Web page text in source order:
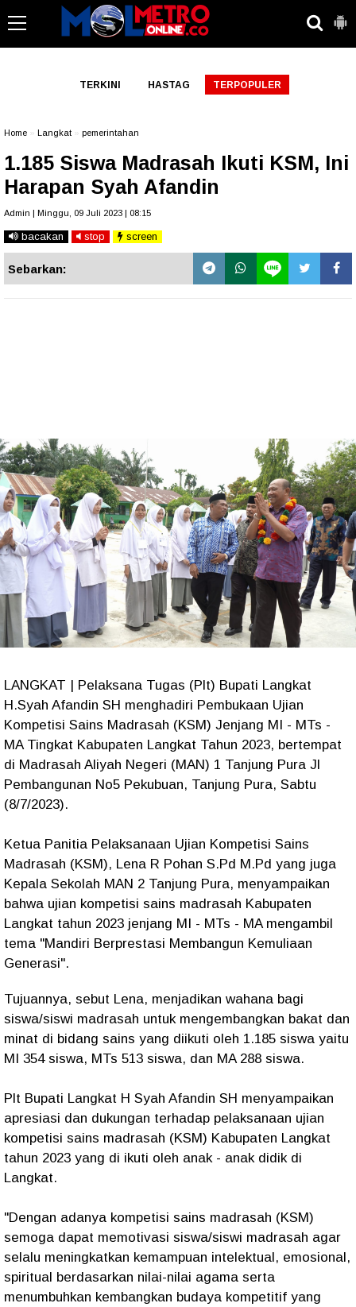
TERKINI HASTAG TERPOPULER
Home Langkat pemerintahan
1.185 Siswa Madrasah Ikuti KSM, Ini
Harapan Syah Afandin
Admin | Minggu, 09 Juli 2023 | 08:15
bacakan stop screen
Sebarkan:
LANGKAT | Pelaksana Tugas (Plt) Bupati Langkat
H.Syah Afandin SH menghadiri Pembukaan Ujian
Kompetisi Sains Madrasah (KSM) Jenjang MI - MTs -
MA Tingkat Kabupaten Langkat Tahun 2023, bertempat
di Madrasah Aliyah Negeri (MAN) 1 Tanjung Pura Jl
Pembangunan No5 Pekubuan, Tanjung Pura, Sabtu
(8/7/2023).
Ketua Panitia Pelaksanaan Ujian Kompetisi Sains
Madrasah (KSM), Lena R Pohan S.Pd M.Pd yang juga
Kepala Sekolah MAN 2 Tanjung Pura, menyampaikan
bahwa ujian kompetisi sains madrasah Kabupaten
Langkat tahun 2023 jenjang MI - MTs - MA mengambil
tema "Mandiri Berprestasi Membangun Kemuliaan
Generasi".
Tujuannya, sebut Lena, menjadikan wahana bagi
siswa/siswi madrasah untuk mengembangkan bakat dan
minat di bidang sains yang diikuti oleh 1.185 siswa yaitu
MI 354 siswa, MTs 513 siswa, dan MA 288 siswa.
Plt Bupati Langkat H Syah Afandin SH menyampaikan
apresiasi dan dukungan terhadap pelaksanaan ujian
kompetisi sains madrasah (KSM) Kabupaten Langkat
tahun 2023 yang di ikuti oleh anak - anak didik di
Langkat.
"Dengan adanya kompetisi sains madrasah (KSM)
semoga dapat memotivasi siswa/siswi madrasah agar
selalu meningkatkan kemampuan intelektual, emosional,
spiritual berdasarkan nilai-nilai agama serta
menumbuhkan kembangkan budaya kompetitif yang